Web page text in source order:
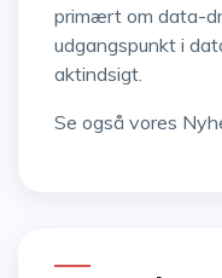
primært om data-
udgangspunkt i
aktindsigt.
Se også vores